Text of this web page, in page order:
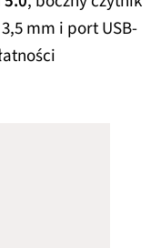
mm i port USB-